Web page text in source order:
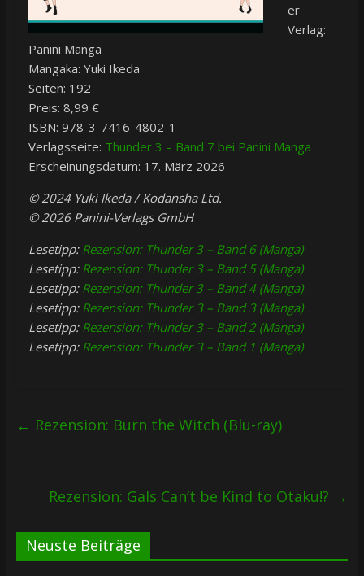
er
Verlag:
Panini Manga
Mangaka: Yuki Ikeda
Seiten: 192
Preis: 8,99 €
ISBN: 978-3-7416-4802-1
Verlagsseite: Thunder 3 – Band 7 bei Panini Manga
Erscheinungsdatum: 17. März 2026
© 2024 Yuki Ikeda / Kodansha Ltd.
© 2026 Panini-Verlags GmbH
Lesetipp: Rezension: Thunder 3 – Band 6 (Manga)
Lesetipp: Rezension: Thunder 3 – Band 5 (Manga)
Lesetipp: Rezension: Thunder 3 – Band 4 (Manga)
Lesetipp: Rezension: Thunder 3 – Band 3 (Manga)
Lesetipp: Rezension: Thunder 3 – Band 2 (Manga)
Lesetipp: Rezension: Thunder 3 – Band 1 (Manga)
← Rezension: Burn the Witch (Blu-ray)
Rezension: Gals Can’t be Kind to Otaku!? →
Neuste Beiträge